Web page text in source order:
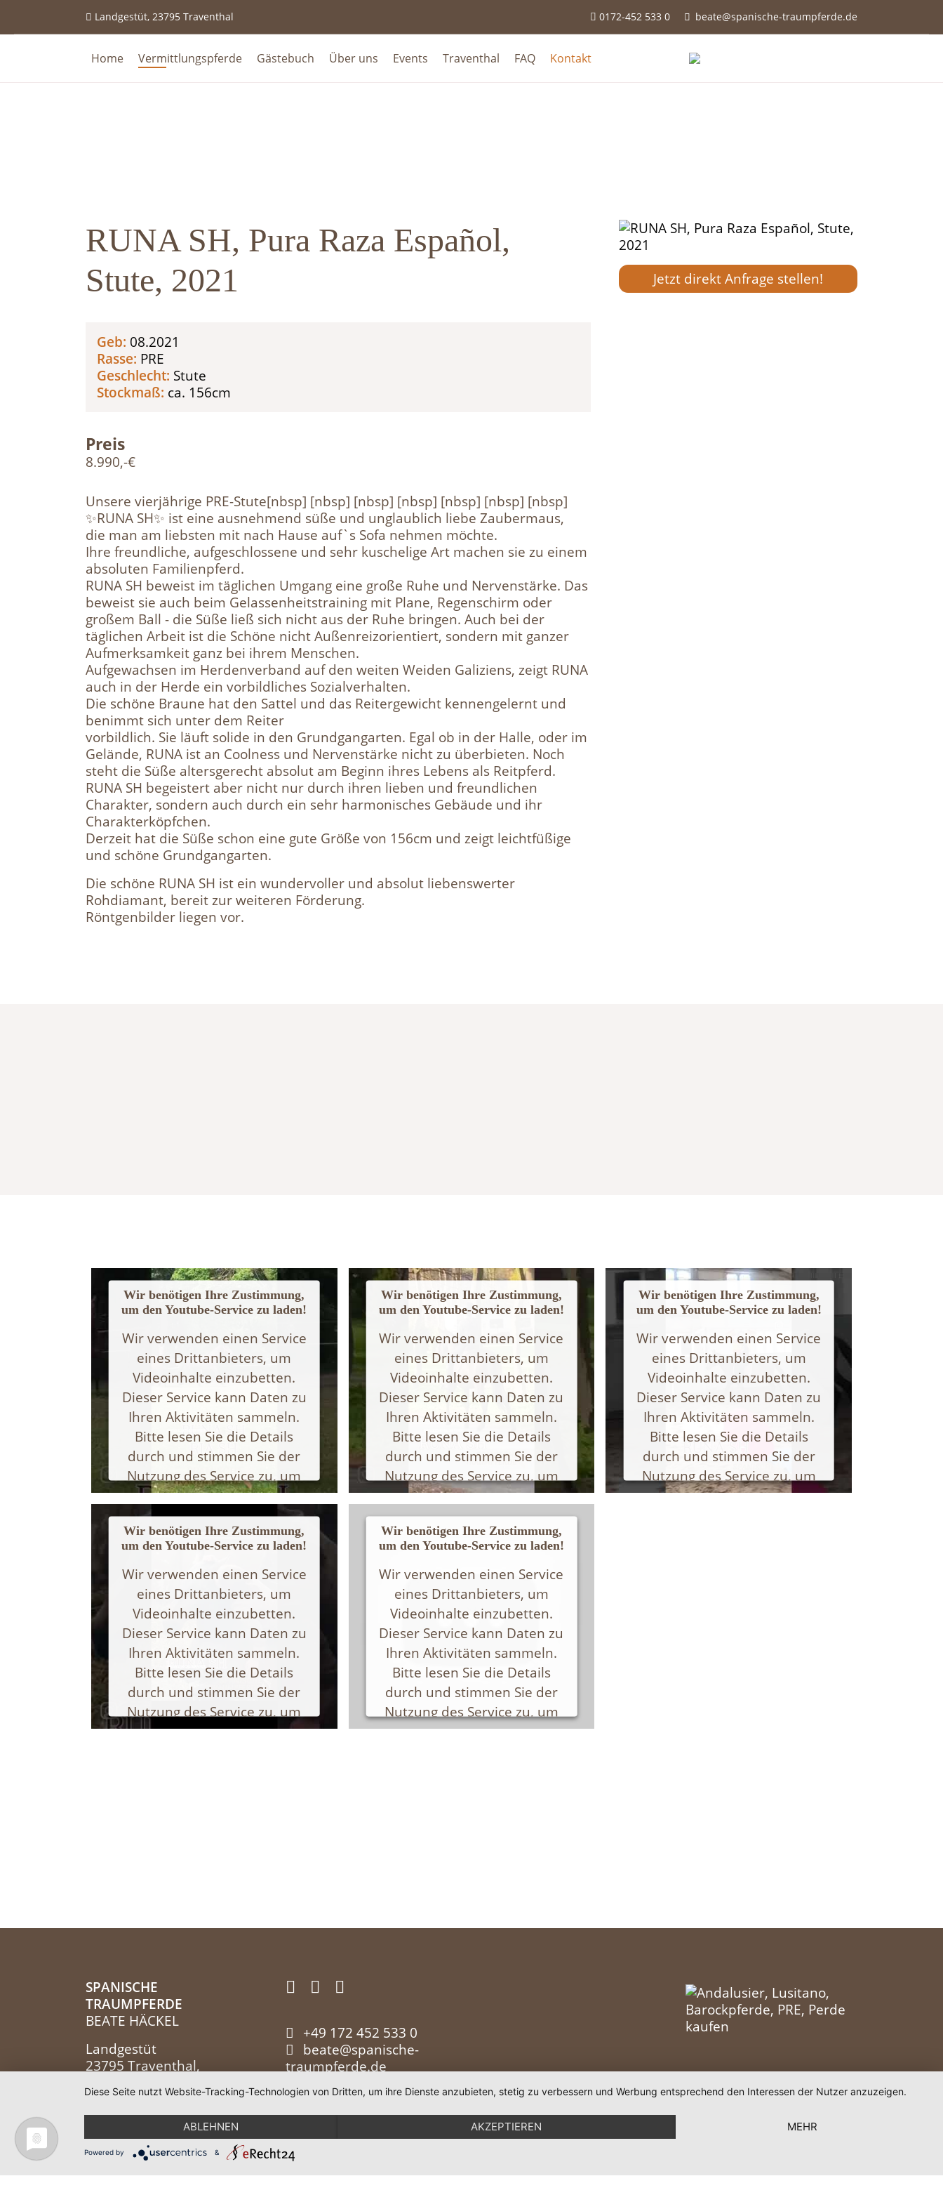
Landgestüt, 23795 Traventhal  0172-452 533 0  beate@spanische-traumpferde.de
Home Vermittlungspferde Gästebuch Über uns Events Traventhal FAQ Kontakt
RUNA SH, Pura Raza Español,
Stute, 2021
Geb: 08.2021
Rasse: PRE
Geschlecht: Stute
Stockmaß: ca. 156cm
Preis
8.990,-€
Unsere vierjährige PRE-Stute[nbsp] [nbsp] [nbsp] [nbsp] [nbsp] [nbsp] [nbsp]
✨RUNA SH✨ ist eine ausnehmend süße und unglaublich liebe Zaubermaus,
die man am liebsten mit nach Hause auf`s Sofa nehmen möchte.
Ihre freundliche, aufgeschlossene und sehr kuschelige Art machen sie zu einem
absoluten Familienpferd.
RUNA SH beweist im täglichen Umgang eine große Ruhe und Nervenstärke. Das
beweist sie auch beim Gelassenheitstraining mit Plane, Regenschirm oder
großem Ball - die Süße ließ sich nicht aus der Ruhe bringen. Auch bei der
täglichen Arbeit ist die Schöne nicht Außenreizorientiert, sondern mit ganzer
Aufmerksamkeit ganz bei ihrem Menschen.
Aufgewachsen im Herdenverband auf den weiten Weiden Galiziens, zeigt RUNA
auch in der Herde ein vorbildliches Sozialverhalten.
Die schöne Braune hat den Sattel und das Reitergewicht kennengelernt und
benimmt sich unter dem Reiter
vorbildlich. Sie läuft solide in den Grundgangarten. Egal ob in der Halle, oder im
Gelände, RUNA ist an Coolness und Nervenstärke nicht zu überbieten. Noch
steht die Süße altersgerecht absolut am Beginn ihres Lebens als Reitpferd.
RUNA SH begeistert aber nicht nur durch ihren lieben und freundlichen
Charakter, sondern auch durch ein sehr harmonisches Gebäude und ihr
Charakterköpfchen.
Derzeit hat die Süße schon eine gute Größe von 156cm und zeigt leichtfüßige
und schöne Grundgangarten.
Die schöne RUNA SH ist ein wundervoller und absolut liebenswerter
Rohdiamant, bereit zur weiteren Förderung.
Röntgenbilder liegen vor.
Jetzt direkt Anfrage stellen!
Wir benötigen Ihre Zustimmung,
um den Youtube-Service zu laden!
Wir verwenden einen Service
eines Drittanbieters, um
Videoinhalte einzubetten.
Dieser Service kann Daten zu
Ihren Aktivitäten sammeln.
Bitte lesen Sie die Details
durch und stimmen Sie der
Nutzung des Service zu, um
dieses Video anzusehen.
Mehr Informationen
Akzeptieren
Powered byUsercentrics Consent
Management Platform
Wir benötigen Ihre Zustimmung,
um den Youtube-Service zu laden!
Wir verwenden einen Service
eines Drittanbieters, um
Videoinhalte einzubetten.
Dieser Service kann Daten zu
Ihren Aktivitäten sammeln.
Bitte lesen Sie die Details
durch und stimmen Sie der
Nutzung des Service zu, um
dieses Video anzusehen.
Mehr Informationen
Akzeptieren
Powered byUsercentrics Consent
Management Platform
Wir benötigen Ihre Zustimmung,
um den Youtube-Service zu laden!
Wir verwenden einen Service
eines Drittanbieters, um
Videoinhalte einzubetten.
Dieser Service kann Daten zu
Ihren Aktivitäten sammeln.
Bitte lesen Sie die Details
durch und stimmen Sie der
Nutzung des Service zu, um
dieses Video anzusehen.
Wir benötigen Ihre Zustimmung,
um den Youtube-Service zu laden!
Wir verwenden einen Service
eines Drittanbieters, um
Videoinhalte einzubetten.
Dieser Service kann Daten zu
Ihren Aktivitäten sammeln.
Bitte lesen Sie die Details
durch und stimmen Sie der
Nutzung des Service zu, um
dieses Video anzusehen.
Wir benötigen Ihre Zustimmung,
um den Youtube-Service zu laden!
Wir verwenden einen Service
eines Drittanbieters, um
Videoinhalte einzubetten.
Dieser Service kann Daten zu
Ihren Aktivitäten sammeln.
Bitte lesen Sie die Details
durch und stimmen Sie der
Nutzung des Service zu, um
dieses Video anzusehen.
SPANISCHE
TRAUMPFERDE
BEATE HÄCKEL
Landgestüt
23795 Traventhal,
+49 172 452 533 0
beate@spanische-
traumpferde.de
Impressum|Datenschutz
Diese Seite nutzt Website-Tracking-Technologien von Dritten, um ihre Dienste anzubieten, stetig zu verbessern und Werbung entsprechend den Interessen der Nutzer anzuzeigen.
ABLEHNEN AKZEPTIEREN MEHR
Powered by &